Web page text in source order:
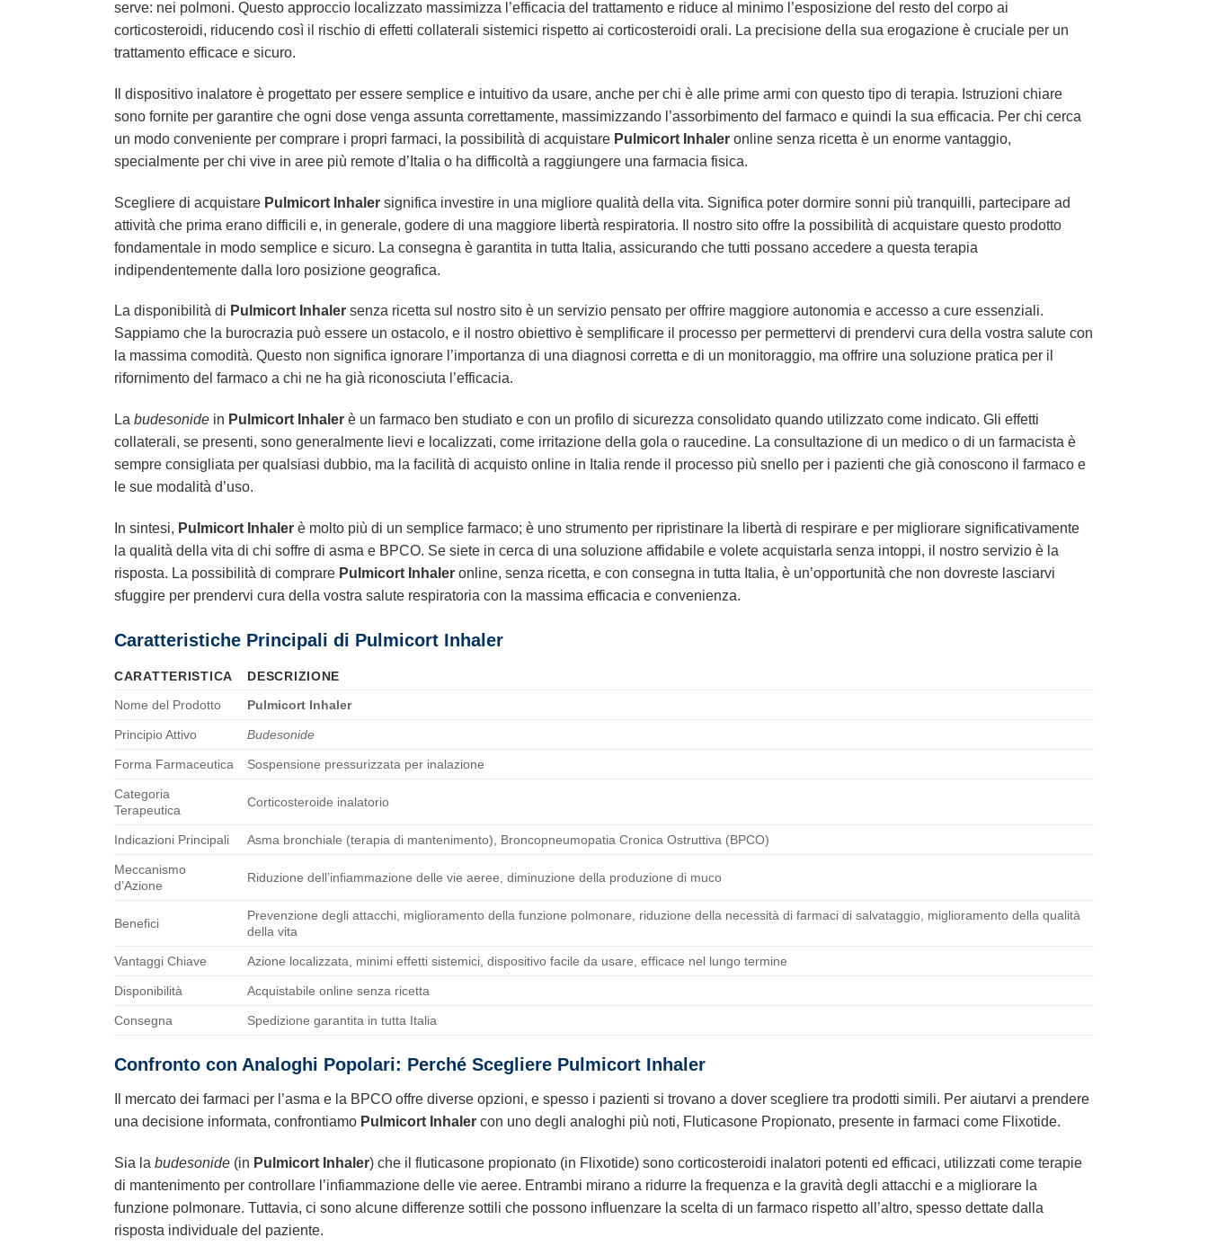
serve: nei polmoni. Questo approccio localizzato massimizza l’efficacia del trattamento e riduce al minimo l’esposizione del resto del corpo ai
corticosteroidi, riducendo così il rischio di effetti collaterali sistemici rispetto ai corticosteroidi orali. La precisione della sua erogazione è cruciale per un
trattamento efficace e sicuro.
Il dispositivo inalatore è progettato per essere semplice e intuitivo da usare, anche per chi è alle prime armi con questo tipo di terapia. Istruzioni chiare
sono fornite per garantire che ogni dose venga assunta correttamente, massimizzando l’assorbimento del farmaco e quindi la sua efficacia. Per chi cerca
un modo conveniente per comprare i propri farmaci, la possibilità di acquistare Pulmicort Inhaler online senza ricetta è un enorme vantaggio,
specialmente per chi vive in aree più remote d’Italia o ha difficoltà a raggiungere una farmacia fisica.
Scegliere di acquistare Pulmicort Inhaler significa investire in una migliore qualità della vita. Significa poter dormire sonni più tranquilli, partecipare ad
attività che prima erano difficili e, in generale, godere di una maggiore libertà respiratoria. Il nostro sito offre la possibilità di acquistare questo prodotto
fondamentale in modo semplice e sicuro. La consegna è garantita in tutta Italia, assicurando che tutti possano accedere a questa terapia
indipendentemente dalla loro posizione geografica.
La disponibilità di Pulmicort Inhaler senza ricetta sul nostro sito è un servizio pensato per offrire maggiore autonomia e accesso a cure essenziali.
Sappiamo che la burocrazia può essere un ostacolo, e il nostro obiettivo è semplificare il processo per permettervi di prendervi cura della vostra salute con
la massima comodità. Questo non significa ignorare l’importanza di una diagnosi corretta e di un monitoraggio, ma offrire una soluzione pratica per il
rifornimento del farmaco a chi ne ha già riconosciuta l’efficacia.
La budesonide in Pulmicort Inhaler è un farmaco ben studiato e con un profilo di sicurezza consolidato quando utilizzato come indicato. Gli effetti
collaterali, se presenti, sono generalmente lievi e localizzati, come irritazione della gola o raucedine. La consultazione di un medico o di un farmacista è
sempre consigliata per qualsiasi dubbio, ma la facilità di acquisto online in Italia rende il processo più snello per i pazienti che già conoscono il farmaco e
le sue modalità d’uso.
In sintesi, Pulmicort Inhaler è molto più di un semplice farmaco; è uno strumento per ripristinare la libertà di respirare e per migliorare significativamente
la qualità della vita di chi soffre di asma e BPCO. Se siete in cerca di una soluzione affidabile e volete acquistarla senza intoppi, il nostro servizio è la
risposta. La possibilità di comprare Pulmicort Inhaler online, senza ricetta, e con consegna in tutta Italia, è un’opportunità che non dovreste lasciarvi
sfuggire per prendervi cura della vostra salute respiratoria con la massima efficacia e convenienza.
Caratteristiche Principali di Pulmicort Inhaler
CARATTERISTICA
DESCRIZIONE
Nome del Prodotto
Pulmicort Inhaler
Principio Attivo Budesonide
Forma Farmaceutica Sospensione pressurizzata per inalazione
Categoria
Terapeutica
Corticosteroide inalatorio
Indicazioni Principali Asma bronchiale (terapia di mantenimento), Broncopneumopatia Cronica Ostruttiva (BPCO)
Meccanismo
d’Azione
Riduzione dell’infiammazione delle vie aeree, diminuzione della produzione di muco
Benefici
Prevenzione degli attacchi, miglioramento della funzione polmonare, riduzione della necessità di farmaci di salvataggio, miglioramento della qualità
della vita
Vantaggi Chiave Azione localizzata, minimi effetti sistemici, dispositivo facile da usare, efficace nel lungo termine
Disponibilità Acquistabile online senza ricetta
Consegna Spedizione garantita in tutta Italia
Confronto con Analoghi Popolari: Perché Scegliere Pulmicort Inhaler
Il mercato dei farmaci per l’asma e la BPCO offre diverse opzioni, e spesso i pazienti si trovano a dover scegliere tra prodotti simili. Per aiutarvi a prendere
una decisione informata, confrontiamo Pulmicort Inhaler con uno degli analoghi più noti, Fluticasone Propionato, presente in farmaci come Flixotide.
Sia la budesonide (in Pulmicort Inhaler) che il fluticasone propionato (in Flixotide) sono corticosteroidi inalatori potenti ed efficaci, utilizzati come terapie
di mantenimento per controllare l’infiammazione delle vie aeree. Entrambi mirano a ridurre la frequenza e la gravità degli attacchi e a migliorare la
funzione polmonare. Tuttavia, ci sono alcune differenze sottili che possono influenzare la scelta di un farmaco rispetto all’altro, spesso dettate dalla
risposta individuale del paziente.